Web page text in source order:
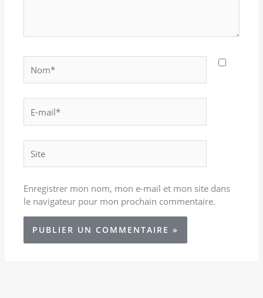
mail*
Enregistrer mon nom, mon e-mail et mon site dans
le navigateur pour mon prochain commentaire.